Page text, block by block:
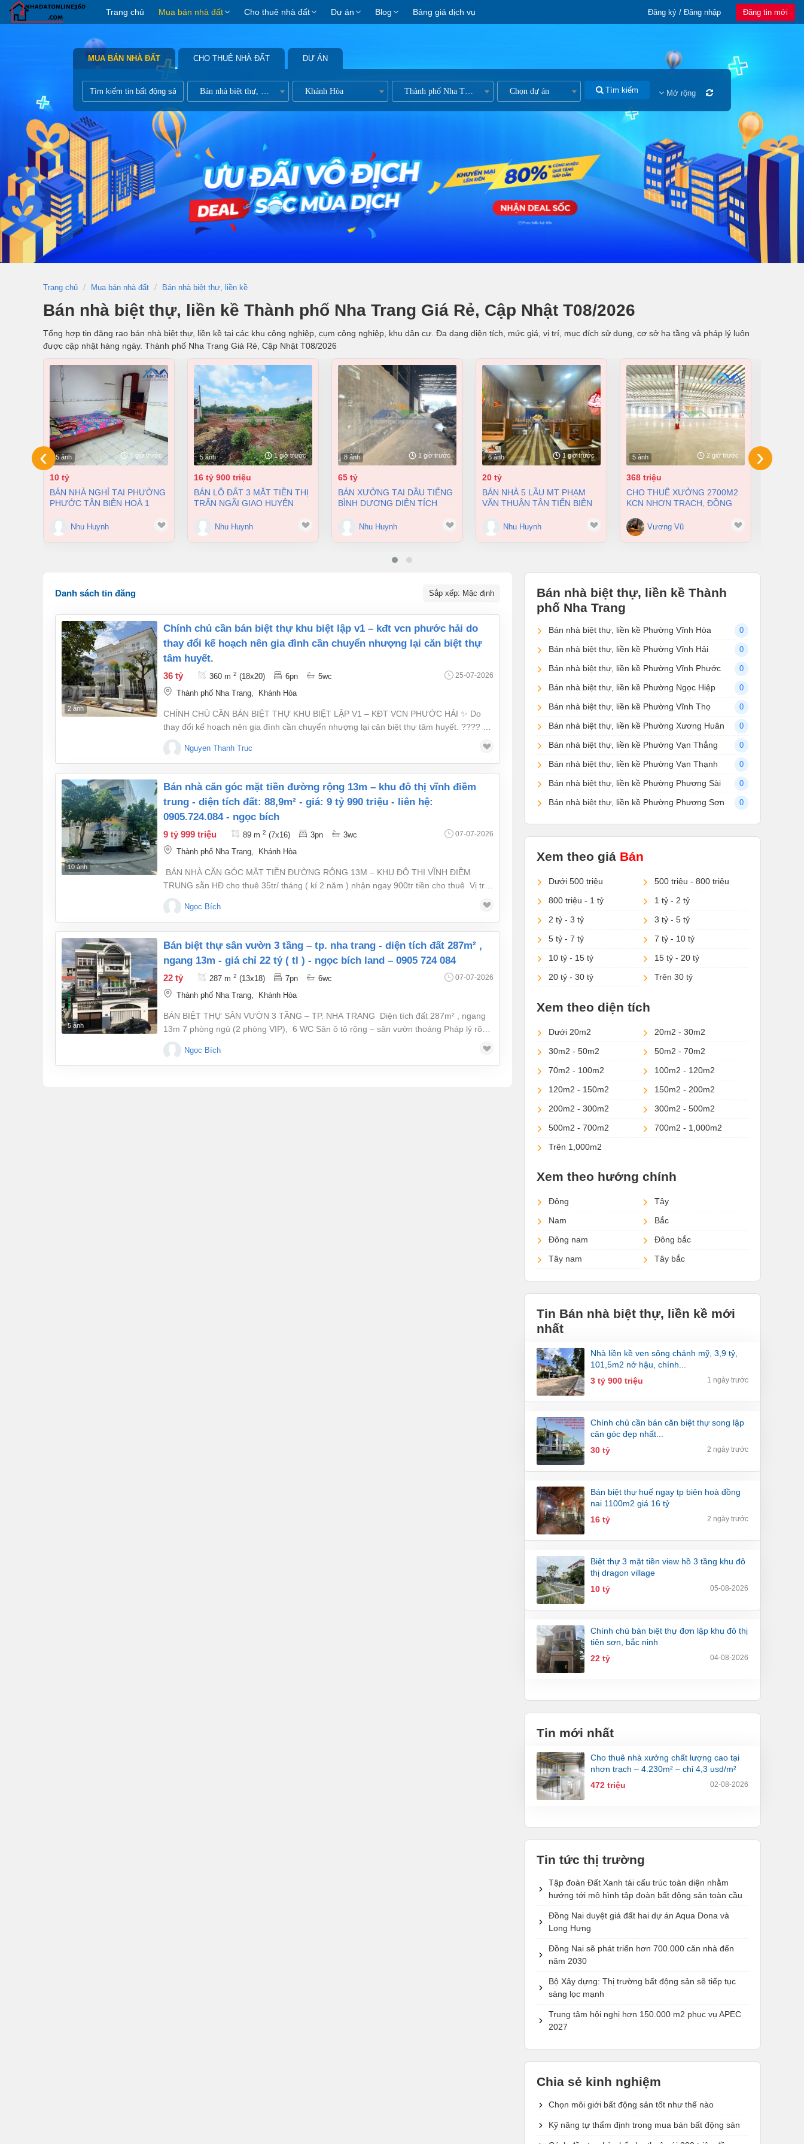
Trang chủ Mua bán nhà đất Cho thuê nhà đất Dự án Blog Bảng giá dịch vụ Đăng ký / Đăng nhập Đăng tin mới
MUA BÁN NHÀ ĐẤT CHO THUÊ NHÀ ĐẤT DỰ ÁN
Bán nhà biệt thự, liền kề Khánh Hòa Thành phố Nha Trang Chọn dự án Tìm kiếm Mở rộng
Trang chủ Mua bán nhà đất Bán nhà biệt thự, liền kề
Bán nhà biệt thự, liền kề Thành phố Nha Trang Giá Rẻ, Cập Nhật T08/2026
Tổng hợp tin đăng rao bán nhà biệt thự, liền kề tại các khu công nghiệp, cụm công nghiệp, khu dân cư. Đa dạng diện tích, mức giá, vị trí, mục đích sử dụng, cơ sở hạ tầng và pháp lý luôn
được cập nhật hàng ngày. Thành phố Nha Trang Giá Rẻ, Cập Nhật T08/2026
5 ảnh 1 giờ trước
10 tỷ
BÁN NHÀ NGHỈ TẠI PHƯỜNG
PHƯỚC TÂN BIÊN HOÀ 1
10 TỶNhu Huynh
5 ảnh 1 giờ trước
16 tỷ 900 triệu
BÁN LÔ ĐẤT 3 MẶT TIỀN THỊ
TRẤN NGÃI GIAO HUYỆN
TÀU GIÁ 16 TỶ 9
Nhu Huynh
8 ảnh 1 giờ trước
65 tỷ
BÁN XƯỞNG TẠI DẦU TIẾNG
BÌNH DƯƠNG DIỆN TÍCH
TRIỆU/THÁNG
Nhu Huynh
6 ảnh 1 giờ trước
20 tỷ
BÁN NHÀ 5 LẦU MT PHẠM
VĂN THUẬN TÂN TIẾN BIÊN
168M2 GIÁ 20 TỶ
Nhu Huynh
5 ảnh 2 giờ trước
368 triệu
CHO THUÊ XƯỞNG 2700M2
KCN NHƠN TRẠCH, ĐỒNG
Vương Vũ
‹ ›
Danh sách tin đăng Sắp xếp: Mặc định
2 ảnh
chính chủ cần bán biệt thự khu biệt lập v1 – kđt vcn phước hải do
thay đổi kế hoạch nên gia đình cần chuyển nhượng lại căn biệt thự
tâm huyết.
36 tỷ 360 m 2 (18x20) 6pn 5wc 25-07-2026
Thành phố Nha Trang, Khánh Hòa
CHÍNH CHỦ CẦN BÁN BIỆT THỰ KHU BIỆT LẬP V1 – KĐT VCN PHƯỚC HẢI ✨ Do
thay đổi kế hoạch nên gia đình cần chuyển nhượng lại căn biệt thự tâm huyết. ???? Vị
trí: Khu biệt lập V1, Khu đô thị VCN Phước Hải, phường Phước Hải, TP. Nha Trang, tỉnh
Khánh Hòa., an ninh với bảo vệ 24/24, gần trường học, siêu thị và đầy đủ tiện ích.
Thông tin căn nhà: Diện tích: 360m² (ngang 18m) Kết cấu: 1 trệt, 2 lầu Gồm 6 phòng
Nguyen Thanh Truc
10 ảnh
bán nhà căn góc mặt tiền đường rộng 13m – khu đô thị vĩnh điềm
trung - diện tích đất: 88,9m² - giá: 9 tỷ 990 triệu - liên hệ:
0905.724.084 - ngọc bích
9 tỷ 999 triệu 89 m 2 (7x16) 3pn 3wc 07-07-2026
Thành phố Nha Trang, Khánh Hòa
BÁN NHÀ CĂN GÓC MẶT TIỀN ĐƯỜNG RỘNG 13M – KHU ĐÔ THỊ VĨNH ĐIỀM
TRUNG sẵn HĐ cho thuê 35tr/ tháng ( kí 2 năm ) nhận ngay 900tr tiền cho thuê Vị trí:
Đường P1, khu dân cư Phú Nông, P. Tây Nha Trang. Đường trước nhà rộng 13m Diện
tích đất: 88,9m² Diện tích sàn: 205,3m² Kết cấu nhà 3 tầng gồm : đã hoàn công • 3
phòng ngủ rộng rãi • 1 phòng thờ riêng biệt • 1 phòng khách thoáng mát Giá: 9 tỷ 990
Ngọc Bích
5 ảnh
bán biệt thự sân vườn 3 tầng – tp. nha trang - diện tích đất 287m² ,
ngang 13m - giá chỉ 22 tỷ ( tl ) - ngọc bích land – 0905 724 084
22 tỷ 287 m 2 (13x18) 7pn 6wc 07-07-2026
Thành phố Nha Trang, Khánh Hòa
BÁN BIỆT THỰ SÂN VƯỜN 3 TẦNG – TP. NHA TRANG Diện tích đất 287m² , ngang
13m 7 phòng ngủ (2 phòng VIP), 6 WC Sân ô tô rộng – sân vườn thoáng Pháp lý rõ
ràng Giá chỉ 22 tỷ ( tl ) Ngọc Bích Land – 0905 724 084
Ngọc Bích
Bán nhà biệt thự, liền kề Thành
phố Nha Trang
Bán nhà biệt thự, liền kề Phường Vĩnh Hòa 0
Bán nhà biệt thự, liền kề Phường Vĩnh Hải 0
Bán nhà biệt thự, liền kề Phường Vĩnh Phước 0
Bán nhà biệt thự, liền kề Phường Ngọc Hiệp 0
Bán nhà biệt thự, liền kề Phường Vĩnh Thọ 0
Bán nhà biệt thự, liền kề Phường Xương Huân 0
Bán nhà biệt thự, liền kề Phường Vạn Thắng 0
Bán nhà biệt thự, liền kề Phường Vạn Thạnh 0
Bán nhà biệt thự, liền kề Phường Phương Sài 0
Bán nhà biệt thự, liền kề Phường Phương Sơn 0
Xem theo giá Bán
Dưới 500 triệu
500 triệu - 800 triệu
800 triệu - 1 tỷ
1 tỷ - 2 tỷ
2 tỷ - 3 tỷ
3 tỷ - 5 tỷ
5 tỷ - 7 tỷ
7 tỷ - 10 tỷ
10 tỷ - 15 tỷ
15 tỷ - 20 tỷ
20 tỷ - 30 tỷ
Trên 30 tỷ
Xem theo diện tích
Dưới 20m2
20m2 - 30m2
30m2 - 50m2
50m2 - 70m2
70m2 - 100m2
100m2 - 120m2
120m2 - 150m2
150m2 - 200m2
200m2 - 300m2
300m2 - 500m2
500m2 - 700m2
700m2 - 1,000m2
Trên 1,000m2
Xem theo hướng chính
Đông
Tây
Nam
Bắc
Đông nam
Đông bắc
Tây nam
Tây bắc
Tin Bán nhà biệt thự, liền kề mới
nhất
nhà liền kề ven sông chánh mỹ, 3,9 tỷ,
101,5m2 nở hậu, chính...
3 tỷ 900 triệu
1 ngày trước
chính chủ cần bán căn biệt thự song lập
căn góc đẹp nhất...
30 tỷ
2 ngày trước
bán biệt thự huế ngay tp biên hoà đồng
nai 1100m2 giá 16 tỷ
16 tỷ
2 ngày trước
biệt thự 3 mặt tiền view hồ 3 tầng khu đô
thị dragon village
10 tỷ
05-08-2026
chính chủ bán biệt thự đơn lập khu đô thị
tiên sơn, bắc ninh
22 tỷ
04-08-2026
Tin mới nhất
cho thuê nhà xưởng chất lượng cao tại
nhơn trạch – 4.230m² – chỉ 4,3 usd/m²
472 triệu
02-08-2026
Tin tức thị trường
Tập đoàn Đất Xanh tái cấu trúc toàn diện nhằm
hướng tới mô hình tập đoàn bất động sản toàn cầu
Đồng Nai duyệt giá đất hai dự án Aqua Dona và
Long Hưng
Đồng Nai sẽ phát triển hơn 700.000 căn nhà đến
năm 2030
Bộ Xây dựng: Thị trường bất động sản sẽ tiếp tục
sàng lọc mạnh
Trung tâm hội nghị hơn 150.000 m2 phục vụ APEC
2027
Chia sẻ kinh nghiệm
Chọn môi giới bất động sản tốt như thế nào
Kỹ năng tự thẩm định trong mua bán bất động sản